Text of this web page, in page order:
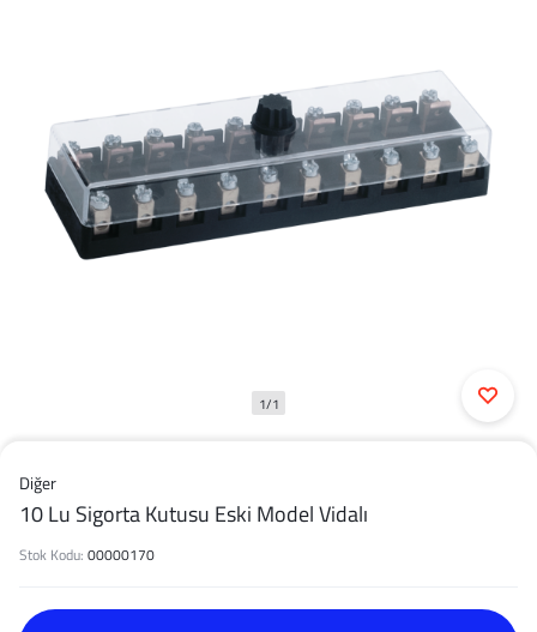
1/1
Diğer
10 Lu Sigorta Kutusu Eski Model Vidalı
Stok Kodu: 00000170